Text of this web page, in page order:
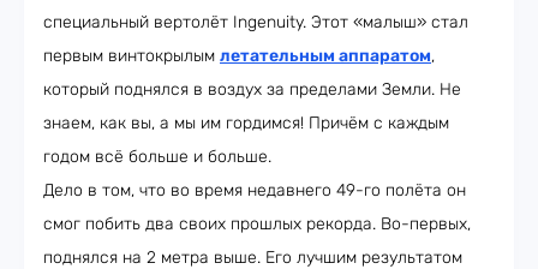
специальный вертолёт Ingenuity. Этот «малыш» стал
первым винтокрылым летательным аппаратом,
который поднялся в воздух за пределами Земли. Не
знаем, как вы, а мы им гордимся! Причём с каждым
годом всё больше и больше.
Дело в том, что во время недавнего 49-го полёта он
смог побить два своих прошлых рекорда. Во-первых,
поднялся на 2 метра выше. Его лучшим результатом